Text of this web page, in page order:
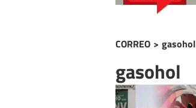
CORREO > gasohol
gasohol